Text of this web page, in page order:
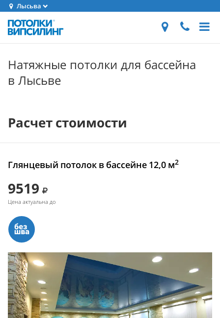
Лысьва
Натяжные потолки для бассейна
в Лысьве
Расчет стоимости
Глянцевый потолок в бассейне 12,0 м2
9519
Цена актуальна до